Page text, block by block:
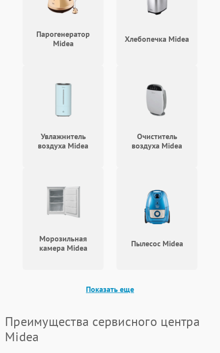
Парогенератор
Midea
Хлебопечка Midea
Увлажнитель
воздуха Midea
Очиститель
воздуха Midea
Морозильная
камера Midea
Пылесос Midea
Показать еще
Преимущества сервисного центра
Midea